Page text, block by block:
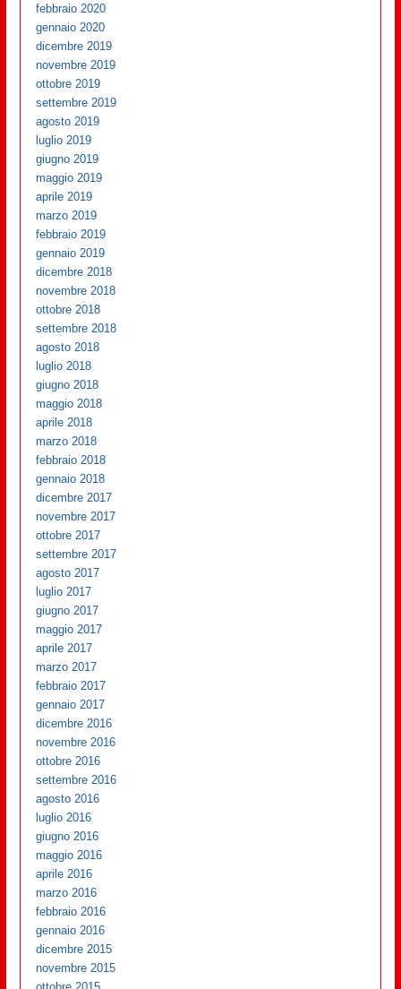
febbraio 2020
gennaio 2020
dicembre 2019
novembre 2019
ottobre 2019
settembre 2019
agosto 2019
luglio 2019
giugno 2019
maggio 2019
aprile 2019
marzo 2019
febbraio 2019
gennaio 2019
dicembre 2018
novembre 2018
ottobre 2018
settembre 2018
agosto 2018
luglio 2018
giugno 2018
maggio 2018
aprile 2018
marzo 2018
febbraio 2018
gennaio 2018
dicembre 2017
novembre 2017
ottobre 2017
settembre 2017
agosto 2017
luglio 2017
giugno 2017
maggio 2017
aprile 2017
marzo 2017
febbraio 2017
gennaio 2017
dicembre 2016
novembre 2016
ottobre 2016
settembre 2016
agosto 2016
luglio 2016
giugno 2016
maggio 2016
aprile 2016
marzo 2016
febbraio 2016
gennaio 2016
dicembre 2015
novembre 2015